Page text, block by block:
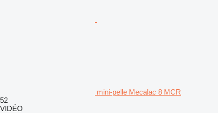
mini-pelle Mecalac 8 MCR
52
VIDÉO